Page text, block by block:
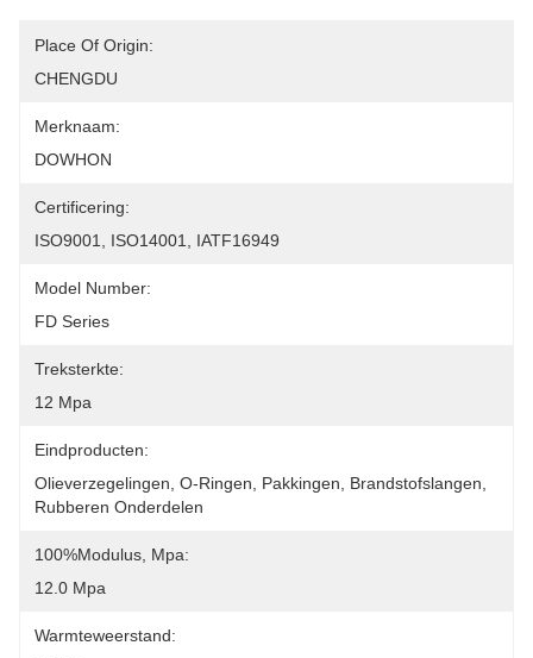
Place Of Origin:
CHENGDU
Merknaam:
DOWHON
Certificering:
ISO9001, ISO14001, IATF16949
Model Number:
FD Series
Treksterkte:
12 Mpa
Eindproducten:
Olieverzegelingen, O-Ringen, Pakkingen, Brandstofslangen,
Rubberen Onderdelen
100%Modulus, Mpa:
12.0 Mpa
Warmteweerstand: